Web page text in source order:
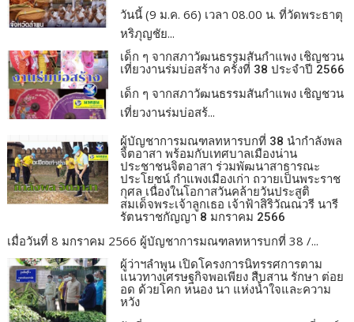
วันนี้ (9 ม.ค. 66) เวลา 08.00 น. ที่วัดพระธาตุ
หริภุญชัย...
เด็ก ๆ จากสภาวัฒนธรรมสันกำแพง เชิญชวน
เที่ยวงานร่มบ่อสร้าง ครั้งที่ 38 ประจำปี 2566
เด็ก ๆ จากสภาวัฒนธรรมสันกำแพง เชิญชวน
เที่ยวงานร่มบ่อสร้...
ผู้บัญชาการมณฑลทหารบกที่ 38 นำกำลังพล
จิตอาสา พร้อมกับเทศบาลเมืองน่าน
ประชาชนจิตอาสา ร่วมพัฒนาสาธารณะ
ประโยชน์ กำแพงเมืองเก่า ถวายเป็นพระราช
กุศล เนื่องในโอกาสวันคล้ายวันประสูติ
สมเด็จพระเจ้าลูกเธอ เจ้าฟ้าสิริวัณณวรี นารี
รัตนราชกัญญา 8 มกราคม 2566
เมื่อวันที่ 8 มกราคม 2566 ผู้บัญชาการมณฑลทหารบกที่ 38 /...
ผู้ว่าฯลำพูน เปิดโครงการนิทรรศการตาม
แนวทางเศรษฐกิจพอเพียง สืบสาน รักษา ต่อย
อด ด้วยโคก หนอง นา แห่งน้ำใจและความ
หวัง